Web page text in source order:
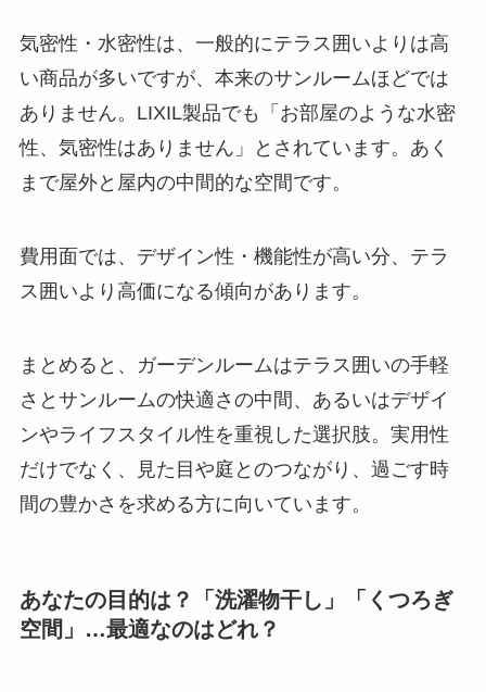
気密性・水密性は、一般的にテラス囲いよりは高
い商品が多いですが、本来のサンルームほどでは
ありません。LIXIL製品でも「お部屋のような水密
性、気密性はありません」とされています。あく
まで屋外と屋内の中間的な空間です。
費用面では、デザイン性・機能性が高い分、テラ
ス囲いより高価になる傾向があります。
まとめると、ガーデンルームはテラス囲いの手軽
さとサンルームの快適さの中間、あるいはデザイ
ンやライフスタイル性を重視した選択肢。実用性
だけでなく、見た目や庭とのつながり、過ごす時
間の豊かさを求める方に向いています。
あなたの目的は？「洗濯物干し」「くつろぎ
空間」…最適なのはどれ？